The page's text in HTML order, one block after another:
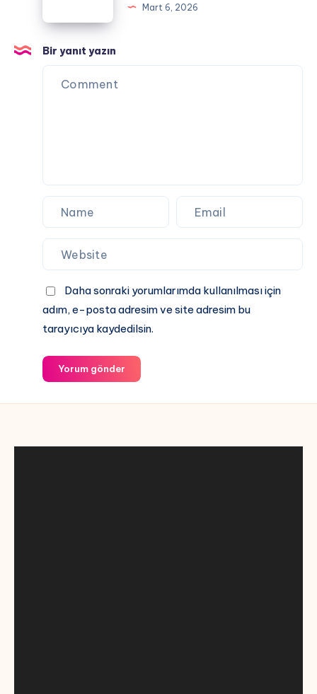
Canlı
İzle
|
Şifresiz
Mart 6, 2026
Bir yanıt yazın
Daha sonraki yorumlarımda kullanılması için
adım, e-posta adresim ve site adresim bu
tarayıcıya kaydedilsin.
Yorum gönder